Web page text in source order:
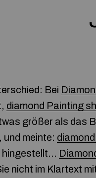
Bei
diamond Painting
größer als das
und meinte:
hingestellt…
nicht im Klartext